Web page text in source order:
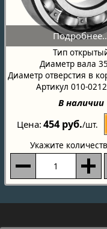
Тип
Диаметр вала
Диаметр отверстия в
Артикул 010-
В наличии
Цена 454 руб./шт.
Укажите